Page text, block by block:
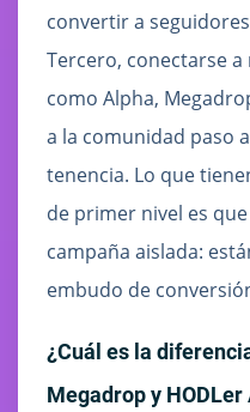
convertir a
Tercero, conectarse
como Alpha,
a la comunidad paso
tenencia. Lo que
de primer nivel es
campaña aislada:
embudo de
¿Cuál es la
Megadrop y